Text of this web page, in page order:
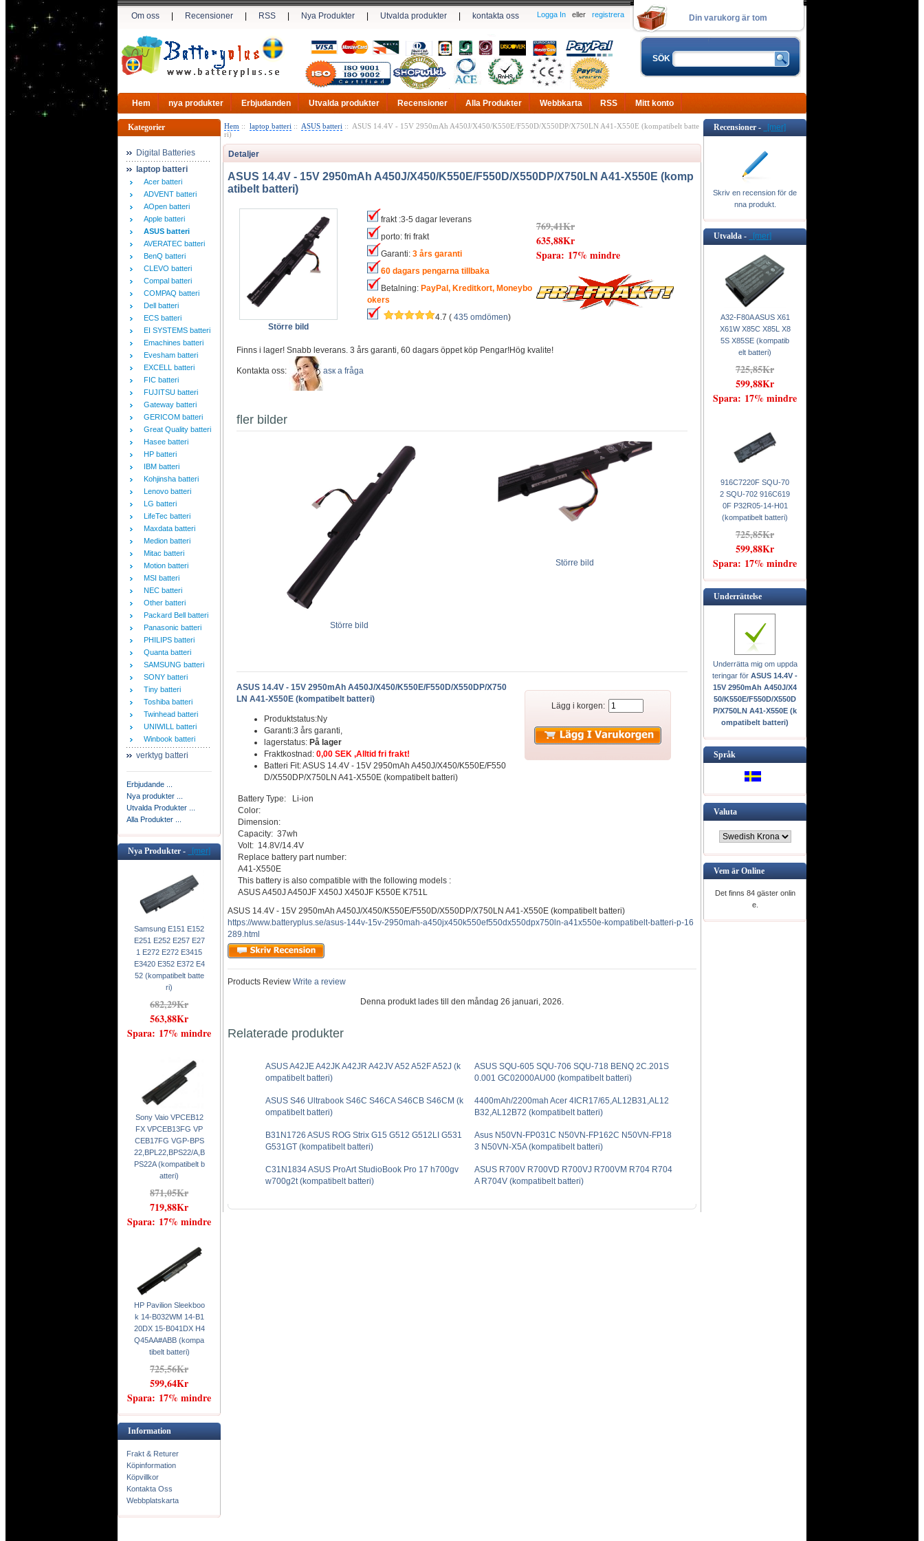
Om oss Recensioner RSS Nya Produkter Utvalda produkter kontakta oss Din varukorg är tom
Logga In eller registrera
SÖK
Hem nya produkter Erbjudanden Utvalda produkter Recensioner Alla Produkter Webbkarta RSS Mitt konto
Kategorier
Digital Batteries
laptop batteri
Acer batteri
ADVENT batteri
AOpen batteri
Apple batteri
ASUS batteri
AVERATEC batteri
BenQ batteri
CLEVO batteri
Compal batteri
COMPAQ batteri
Dell batteri
ECS batteri
EI SYSTEMS batteri
Emachines batteri
Evesham batteri
EXCELL batteri
FIC batteri
FUJITSU batteri
Gateway batteri
GERICOM batteri
Great Quality batteri
Hasee batteri
HP batteri
IBM batteri
Kohjinsha batteri
Lenovo batteri
LG batteri
LifeTec batteri
Maxdata batteri
Medion batteri
Mitac batteri
Motion batteri
MSI batteri
NEC batteri
Other batteri
Packard Bell batteri
Panasonic batteri
PHILIPS batteri
Quanta batteri
SAMSUNG batteri
SONY batteri
Tiny batteri
Toshiba batteri
Twinhead batteri
UNIWILL batteri
Winbook batteri
verktyg batteri
Erbjudande ...
Nya produkter ...
Utvalda Produkter ...
Alla Produkter ...
Nya Produkter - [mer]
Samsung E151 E152
E251 E252 E257 E27
1 E272 E272 E3415
E3420 E352 E372 E4
52 (kompatibelt batte
ri)
682,29Kr
563,88Kr
Spara: 17% mindre
Sony Vaio VPCEB12
FX VPCEB13FG VP
CEB17FG VGP-BPS
22,BPL22,BPS22/A,B
PS22A (kompatibelt b
atteri)
871,05Kr
719,88Kr
Spara: 17% mindre
HP Pavilion Sleekboo
k 14-B032WM 14-B1
20DX 15-B041DX H4
Q45AA#ABB (kompa
tibelt batteri)
725,56Kr
599,64Kr
Spara: 17% mindre
Information
Frakt & Returer
Köpinformation
Köpvillkor
Kontakta Oss
Webbplatskarta
Hem :: laptop batteri :: ASUS batteri :: ASUS 14.4V - 15V 2950mAh A450J/X450/K550E/F550D/X550DP/X750LN A41-X550E (kompatibelt batte
ri)
Detaljer
ASUS 14.4V - 15V 2950mAh A450J/X450/K550E/F550D/X550DP/X750LN A41-X550E (komp
atibelt batteri)
Större bild
frakt :3-5 dagar leverans
porto: fri frakt
Garanti: 3 års garanti
60 dagars pengarna tillbaka
Betalning: PayPal, Kreditkort, Moneybo
okers
4.7 ( 435 omdömen)
769,41Kr
635,88Kr
Spara: 17% mindre
Finns i lager! Snabb leverans. 3 års garanti, 60 dagars öppet köp Pengar!Hög kvalite!
Kontakta oss: аsк а fråga
fler bilder
Större bild
Större bild
Lägg i korgen:
ASUS 14.4V - 15V 2950mAh A450J/X450/K550E/F550D/X550DP/X750
LN A41-X550E (kompatibelt batteri)
Produktstatus:Ny
Garanti:3 års garanti,
lagerstatus: På lager
Fraktkostnad: 0,00 SEK ,Alltid fri frakt!
Batteri Fit: ASUS 14.4V - 15V 2950mAh A450J/X450/K550E/F550
D/X550DP/X750LN A41-X550E (kompatibelt batteri)
Battery Type: Li-ion
Color:
Dimension:
Capacity: 37wh
Volt: 14.8V/14.4V
Replace battery part number:
A41-X550E
This battery is also compatible with the following models :
ASUS A450J A450JF X450J X450JF K550E K751L
ASUS 14.4V - 15V 2950mAh A450J/X450/K550E/F550D/X550DP/X750LN A41-X550E (kompatibelt batteri)
https://www.batteryplus.se/asus-144v-15v-2950mah-a450jx450k550ef550dx550dpx750ln-a41x550e-kompatibelt-batteri-p-16
289.html
Products Review Write a review
Denna produkt lades till den måndag 26 januari, 2026.
Relaterade produkter
ASUS A42JE A42JK A42JR A42JV A52 A52F A52J (k
ompatibelt batteri)
ASUS SQU-605 SQU-706 SQU-718 BENQ 2C.201S
0.001 GC02000AU00 (kompatibelt batteri)
ASUS S46 Ultrabook S46C S46CA S46CB S46CM (k
ompatibelt batteri)
4400mAh/2200mah Acer 4ICR17/65,AL12B31,AL12
B32,AL12B72 (kompatibelt batteri)
B31N1726 ASUS ROG Strix G15 G512 G512LI G531
G531GT (kompatibelt batteri)
Asus N50VN-FP031C N50VN-FP162C N50VN-FP18
3 N50VN-X5A (kompatibelt batteri)
C31N1834 ASUS ProArt StudioBook Pro 17 h700gv
w700g2t (kompatibelt batteri)
ASUS R700V R700VD R700VJ R700VM R704 R704
A R704V (kompatibelt batteri)
Recensioner - [mer]
Skriv en recension för de
nna produkt.
Utvalda - [mer]
A32-F80A ASUS X61
X61W X85C X85L X8
5S X85SE (kompatib
elt batteri)
725,85Kr
599,88Kr
Spara: 17% mindre
916C7220F SQU-70
2 SQU-702 916C619
0F P32R05-14-H01
(kompatibelt batteri)
725,85Kr
599,88Kr
Spara: 17% mindre
Underrättelse
Underrätta mig om uppda
teringar för ASUS 14.4V -
15V 2950mAh A450J/X4
50/K550E/F550D/X550D
P/X750LN A41-X550E (k
ompatibelt batteri)
Språk
Valuta
Vem är Online
Det finns 84 gäster onlin
e.